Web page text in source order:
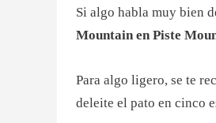
Si algo habla muy bien
Mountain en Piste
Para algo ligero, se te
deleite el pato en cinco